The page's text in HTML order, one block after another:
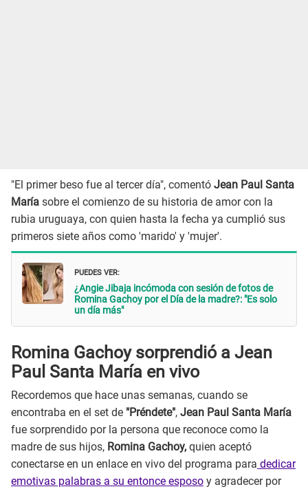
"El primer beso fue al tercer día", comentó Jean Paul Santa
María sobre el comienzo de su historia de amor con la
rubia uruguaya, con quien hasta la fecha ya cumplió sus
primeros siete años como 'marido' y 'mujer'.
PUEDES VER:
¿Angie Jibaja incómoda con sesión de fotos de
Romina Gachoy por el Día de la madre?: "Es solo
un día más"
Romina Gachoy sorprendió a Jean
Paul Santa María en vivo
Recordemos que hace unas semanas, cuando se
encontraba en el set de "Préndete", Jean Paul Santa María
fue sorprendido por la persona que reconoce como la
madre de sus hijos, Romina Gachoy, quien aceptó
conectarse en un enlace en vivo del programa para dedicar
emotivas palabras a su entonce esposo y agradecer por